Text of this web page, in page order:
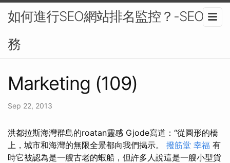
如何進行SEO網站排名監控？-SEO服
務
Marketing (109)
Sep 22, 2013
洪都拉斯海灣群島的roatan靈感 Gjode寫道：“從圓形的橋
上，城市和海灣的無限全景都向我們揭示。 撥筋堂 幸福 有
時它被認為是一艘古老的蝦船，但許多人說這是一艘小型貨